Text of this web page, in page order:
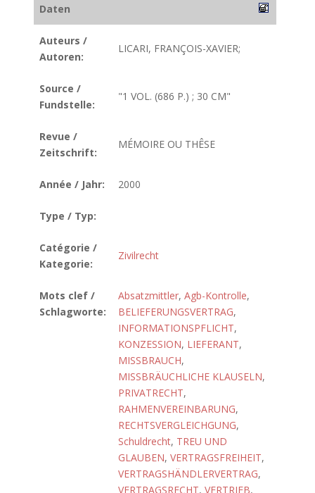
Daten
Auteurs /
Autoren:
LICARI, FRANÇOIS-XAVIER;
Source /
Fundstelle:
"1 VOL. (686 P.) ; 30 CM"
Revue /
Zeitschrift:
MÉMOIRE OU THÊSE
Année / Jahr: 2000
Type / Typ:
Catégorie /
Kategorie:
Zivilrecht
Mots clef /
Schlagworte:
Absatzmittler, Agb-Kontrolle,
BELIEFERUNGSVERTRAG,
INFORMATIONSPFLICHT,
KONZESSION, LIEFERANT,
MISSBRAUCH,
MISSBRÄUCHLICHE KLAUSELN,
PRIVATRECHT,
RAHMENVEREINBARUNG,
RECHTSVERGLEICHGUNG,
Schuldrecht, TREU UND
GLAUBEN, VERTRAGSFREIHEIT,
VERTRAGSHÄNDLERVERTRAG,
VERTRAGSRECHT, VERTRIEB,